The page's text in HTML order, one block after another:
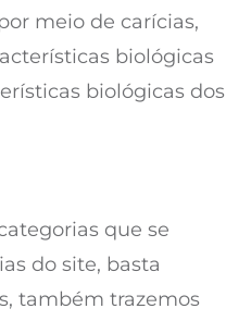
meio de carícias,
biológicas
biológicas dos
que se
do site, basta
também trazemos